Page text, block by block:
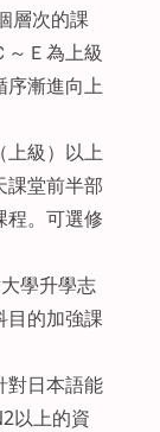
層次的課
～Ｅ為上級
序漸進向上
上級）以上
課堂前半部
程。可選修
學升學志
目的加強課
對日本語能
以上的資